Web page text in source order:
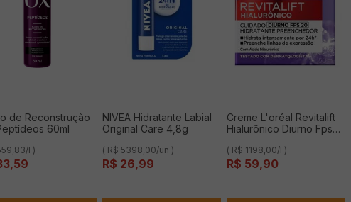
de Reconstrução
60ml
l )
,59
NIVEA Hidratante Labial
Original Care 4,8g
( R$ 5398,00/un )
R$ 26,99
Creme L'oréal Revitalift
Hialurônico Diurno Fps
Hialurônico 50ml
( R$ 1198,00/l )
R$ 59,90